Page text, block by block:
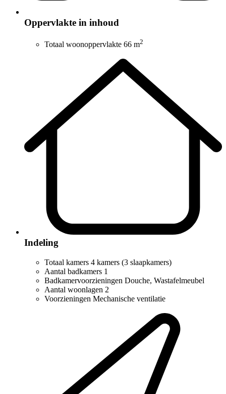
Oppervlakte in inhoud
Totaal woonoppervlakte 66 m2
Indeling
Totaal kamers 4 kamers (3 slaapkamers)
Aantal badkamers 1
Badkamervoorzieningen Douche, Wastafelmeubel
Aantal woonlagen 2
Voorzieningen Mechanische ventilatie